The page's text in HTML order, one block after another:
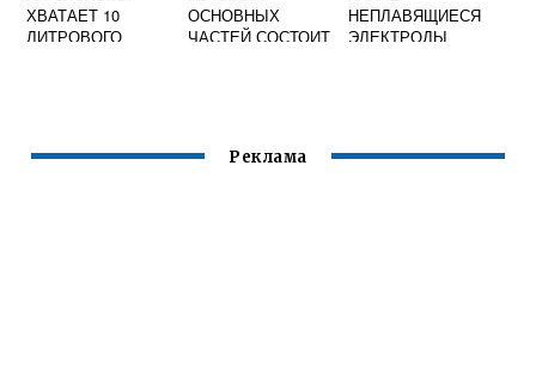
ХВАТАЕТ 10
ЛИТРОВОГО
ОСНОВНЫХ
ЧАСТЕЙ СОСТОИТ
НЕПЛАВЯЩИЕСЯ
ЭЛЕКТРОДЫ
Реклама